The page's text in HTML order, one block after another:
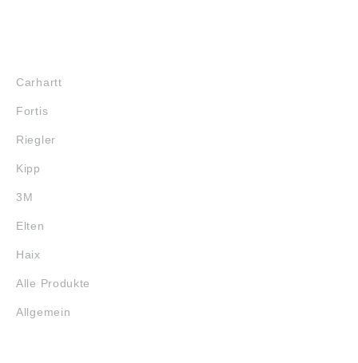
Carhartt
Fortis
Riegler
Kipp
3M
Elten
Haix
Alle Produkte
Allgemein